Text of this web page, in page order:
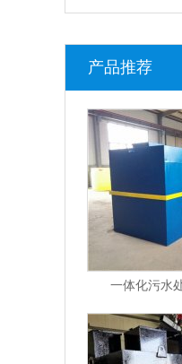
产品推荐
一体化污水